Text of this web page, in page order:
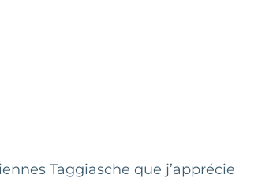
Taggiasche que j’apprécie